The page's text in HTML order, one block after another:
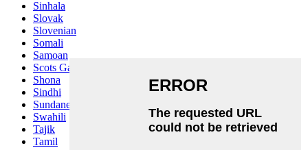
Sinhala
Slovak
Slovenian
Somali
Samoan
Scots Gaelic
Shona
Sindhi
Sundanese
Swahili
Tajik
Tamil